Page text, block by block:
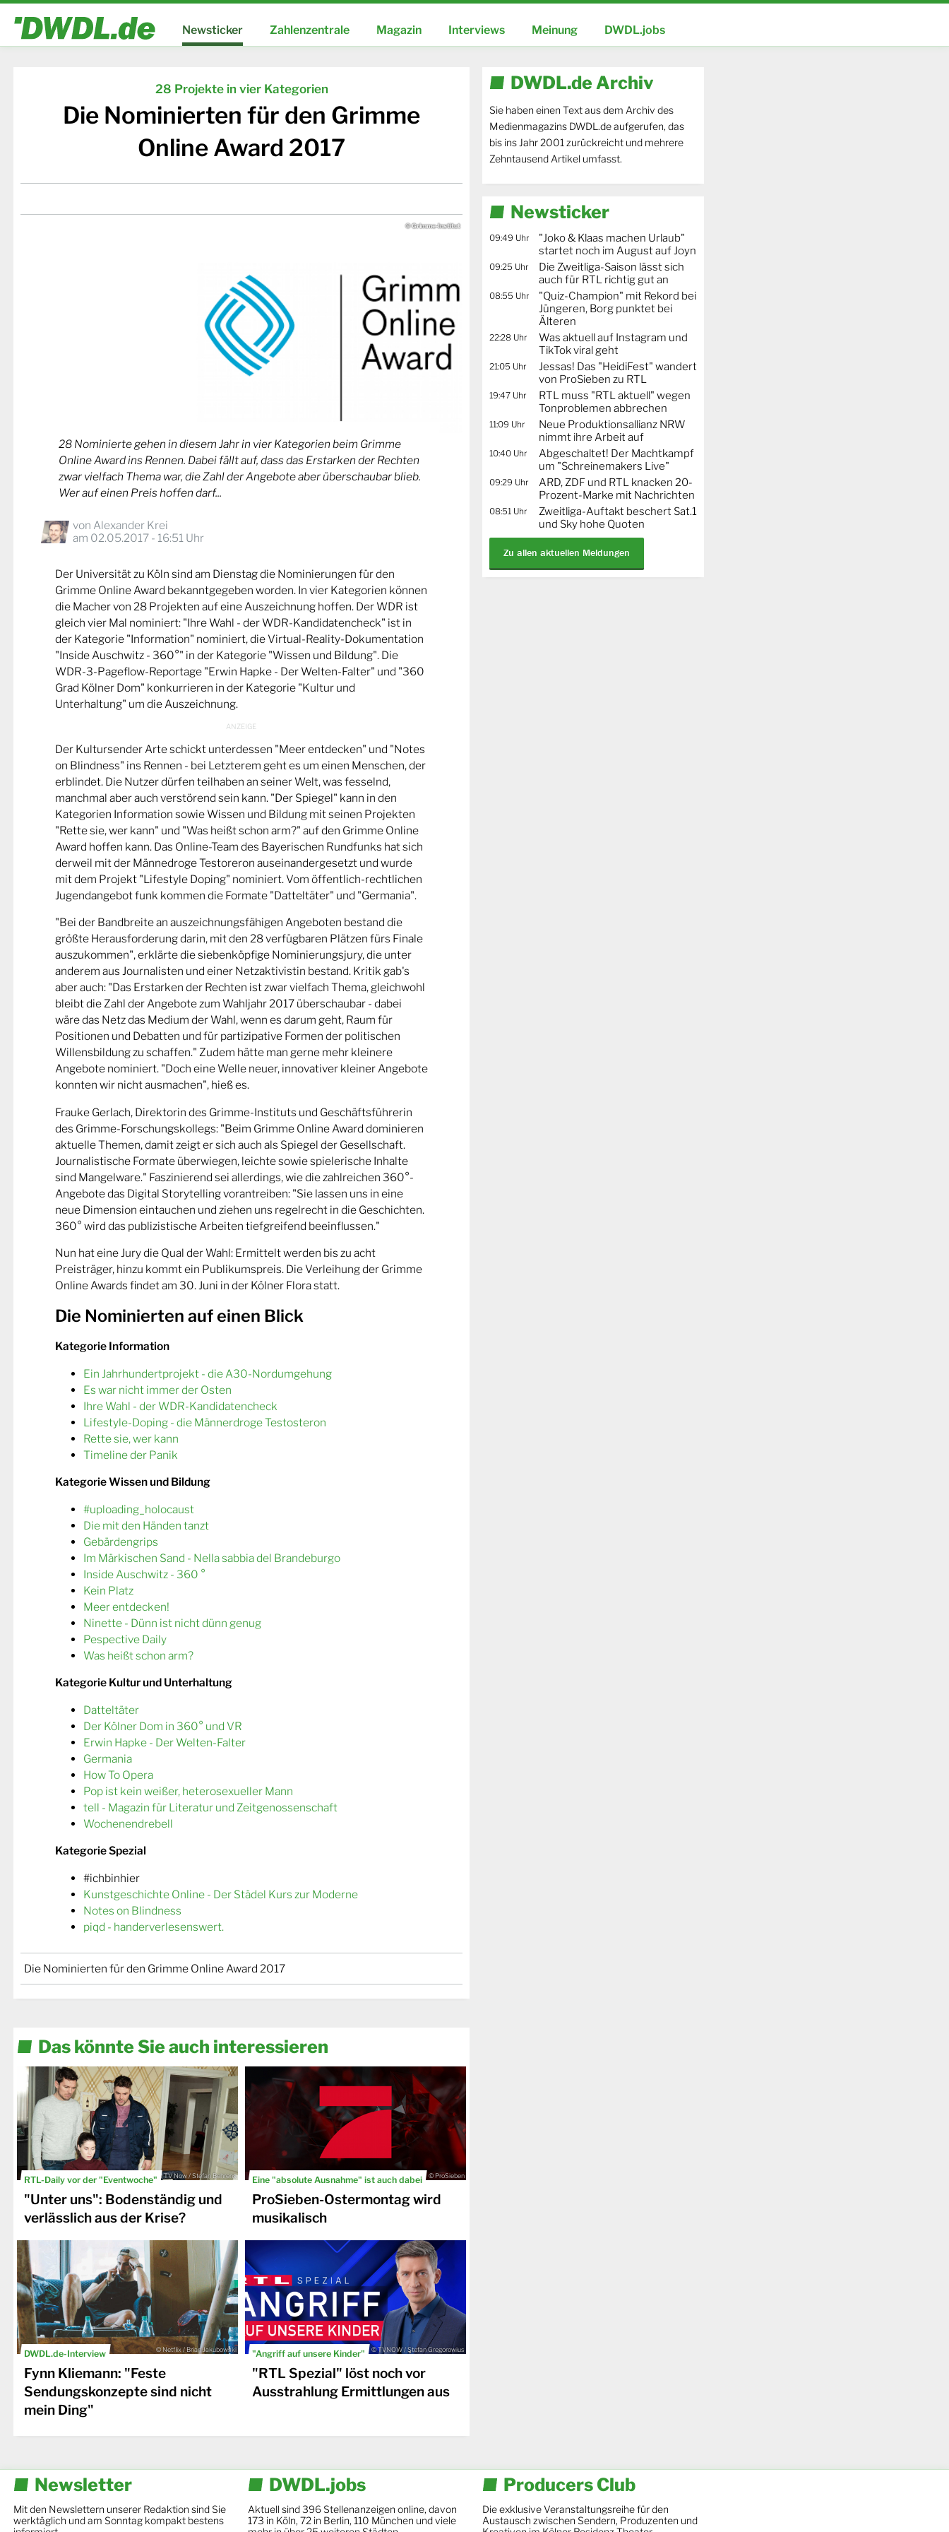
Newsticker Zahlenzentrale Magazin Interviews Meinung DWDL.jobs
28 Projekte in vier Kategorien
Die Nominierten für den Grimme
Online Award 2017
© Grimme-Institut
28 Nominierte gehen in diesem Jahr in vier Kategorien beim Grimme
Online Award ins Rennen. Dabei fällt auf, dass das Erstarken der Rechten
zwar vielfach Thema war, die Zahl der Angebote aber überschaubar blieb.
Wer auf einen Preis hoffen darf...
von Alexander Krei
am 02.05.2017 - 16:51 Uhr
Der Universität zu Köln sind am Dienstag die Nominierungen für den
Grimme Online Award bekanntgegeben worden. In vier Kategorien können
die Macher von 28 Projekten auf eine Auszeichnung hoffen. Der WDR ist
gleich vier Mal nominiert: "Ihre Wahl - der WDR-Kandidatencheck" ist in
der Kategorie "Information" nominiert, die Virtual-Reality-Dokumentation
"Inside Auschwitz - 360°" in der Kategorie "Wissen und Bildung". Die
WDR-3-Pageflow-Reportage "Erwin Hapke - Der Welten-Falter" und "360
Grad Kölner Dom" konkurrieren in der Kategorie "Kultur und
Unterhaltung" um die Auszeichnung.
Der Kultursender Arte schickt unterdessen "Meer entdecken" und "Notes
on Blindness" ins Rennen - bei Letzterem geht es um einen Menschen, der
erblindet. Die Nutzer dürfen teilhaben an seiner Welt, was fesselnd,
manchmal aber auch verstörend sein kann. "Der Spiegel" kann in den
Kategorien Information sowie Wissen und Bildung mit seinen Projekten
"Rette sie, wer kann" und "Was heißt schon arm?" auf den Grimme Online
Award hoffen kann. Das Online-Team des Bayerischen Rundfunks hat sich
derweil mit der Männedroge Testoreron auseinandergesetzt und wurde
mit dem Projekt "Lifestyle Doping" nominiert. Vom öffentlich-rechtlichen
Jugendangebot funk kommen die Formate "Datteltäter" und "Germania".
"Bei der Bandbreite an auszeichnungsfähigen Angeboten bestand die
größte Herausforderung darin, mit den 28 verfügbaren Plätzen fürs Finale
auszukommen", erklärte die siebenköpfige Nominierungsjury, die unter
anderem aus Journalisten und einer Netzaktivistin bestand. Kritik gab's
aber auch: "Das Erstarken der Rechten ist zwar vielfach Thema, gleichwohl
bleibt die Zahl der Angebote zum Wahljahr 2017 überschaubar - dabei
wäre das Netz das Medium der Wahl, wenn es darum geht, Raum für
Positionen und Debatten und für partizipative Formen der politischen
Willensbildung zu schaffen." Zudem hätte man gerne mehr kleinere
Angebote nominiert. "Doch eine Welle neuer, innovativer kleiner Angebote
konnten wir nicht ausmachen", hieß es.
Frauke Gerlach, Direktorin des Grimme-Instituts und Geschäftsführerin
des Grimme-Forschungskollegs: "Beim Grimme Online Award dominieren
aktuelle Themen, damit zeigt er sich auch als Spiegel der Gesellschaft.
Journalistische Formate überwiegen, leichte sowie spielerische Inhalte
sind Mangelware." Faszinierend sei allerdings, wie die zahlreichen 360°-
Angebote das Digital Storytelling vorantreiben: "Sie lassen uns in eine
neue Dimension eintauchen und ziehen uns regelrecht in die Geschichten.
360° wird das publizistische Arbeiten tiefgreifend beeinflussen."
Nun hat eine Jury die Qual der Wahl: Ermittelt werden bis zu acht
Preisträger, hinzu kommt ein Publikumspreis. Die Verleihung der Grimme
Online Awards findet am 30. Juni in der Kölner Flora statt.
Die Nominierten auf einen Blick
Kategorie Information
Ein Jahrhundertprojekt - die A30-Nordumgehung
Es war nicht immer der Osten
Ihre Wahl - der WDR-Kandidatencheck
Lifestyle-Doping - die Männerdroge Testosteron
Rette sie, wer kann
Timeline der Panik
Kategorie Wissen und Bildung
#uploading_holocaust
Die mit den Händen tanzt
Gebärdengrips
Im Märkischen Sand - Nella sabbia del Brandeburgo
Inside Auschwitz - 360 °
Kein Platz
Meer entdecken!
Ninette - Dünn ist nicht dünn genug
Pespective Daily
Was heißt schon arm?
Kategorie Kultur und Unterhaltung
Datteltäter
Der Kölner Dom in 360° und VR
Erwin Hapke - Der Welten-Falter
Germania
How To Opera
Pop ist kein weißer, heterosexueller Mann
tell - Magazin für Literatur und Zeitgenossenschaft
Wochenendrebell
Kategorie Spezial
#ichbinhier
Kunstgeschichte Online - Der Städel Kurs zur Moderne
Notes on Blindness
piqd - handerverlesenswert.
Die Nominierten für den Grimme Online Award 2017
Das könnte Sie auch interessieren
RTL-Daily vor der "Eventwoche" © TV Now / Stefan Behrens
"Unter uns": Bodenständig und
verlässlich aus der Krise?
Eine "absolute Ausnahme" ist auch dabei © ProSieben
ProSieben-Ostermontag wird
musikalisch
DWDL.de-Interview © Netflix / Brian Jakubowski
Fynn Kliemann: "Feste
Sendungskonzepte sind nicht
mein Ding"
"Angriff auf unsere Kinder" © TVNOW / Stefan Gregorowius
"RTL Spezial" löst noch vor
Ausstrahlung Ermittlungen aus
DWDL.de Archiv
Sie haben einen Text aus dem Archiv des
Medienmagazins DWDL.de aufgerufen, das
bis ins Jahr 2001 zurückreicht und mehrere
Zehntausend Artikel umfasst.
Newsticker
09:49 Uhr
"Joko & Klaas machen Urlaub"
startet noch im August auf Joyn
09:25 Uhr
Die Zweitliga-Saison lässt sich
auch für RTL richtig gut an
08:55 Uhr
"Quiz-Champion" mit Rekord bei
Jüngeren, Borg punktet bei
Älteren
22:28 Uhr
Was aktuell auf Instagram und
TikTok viral geht
21:05 Uhr
Jessas! Das "HeidiFest" wandert
von ProSieben zu RTL
19:47 Uhr
RTL muss "RTL aktuell" wegen
Tonproblemen abbrechen
11:09 Uhr
Neue Produktionsallianz NRW
nimmt ihre Arbeit auf
10:40 Uhr
Abgeschaltet! Der Machtkampf
um "Schreinemakers Live"
09:29 Uhr
ARD, ZDF und RTL knacken 20-
Prozent-Marke mit Nachrichten
08:51 Uhr
Zweitliga-Auftakt beschert Sat.1
und Sky hohe Quoten
Zu allen aktuellen Meldungen
Newsletter
Mit den Newslettern unserer Redaktion sind Sie
werktäglich und am Sonntag kompakt bestens
DWDL.jobs
Aktuell sind 396 Stellenanzeigen online, davon
173 in Köln, 72 in Berlin, 110 München und viele
Producers Club
Die exklusive Veranstaltungsreihe für den
Austausch zwischen Sendern, Produzenten und